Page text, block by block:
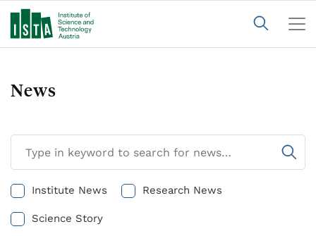
News
Institute News Research News
Science Story